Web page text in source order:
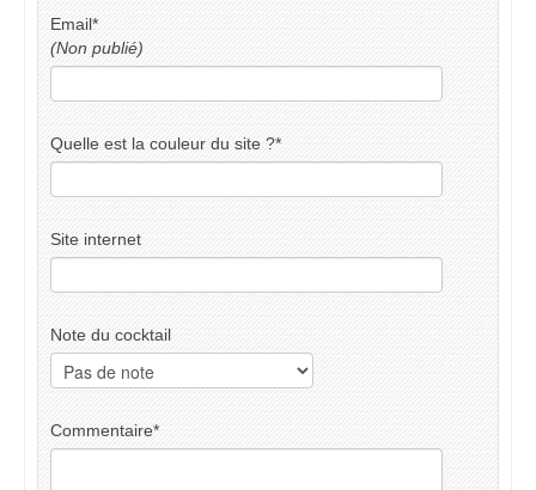
Email*
(Non publié)
Quelle est la couleur du site ?*
Site internet
Note du cocktail
Commentaire*